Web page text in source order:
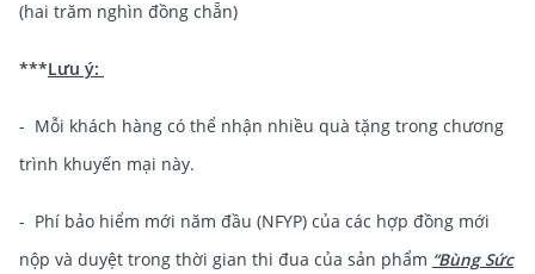
(hai trăm nghìn đồng chẵn)
***Lưu ý:
- Mỗi khách hàng có thể nhận nhiều quà tặng trong chương
trình khuyến mại này.
- Phí bảo hiểm mới năm đầu (NFYP) của các hợp đồng mới
nộp và duyệt trong thời gian thi đua của sản phẩm “Bùng Sức